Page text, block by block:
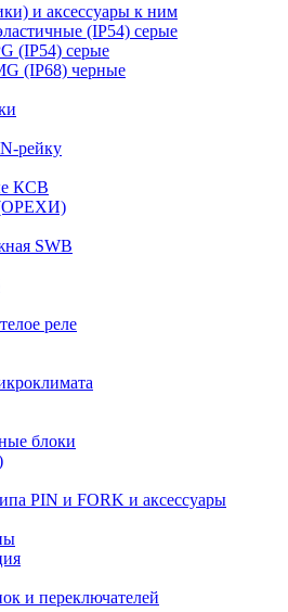
и аксессуары к ним
(IP54) серые
(IP54) серые
(IP68) черные
рейку
КСВ
(ОРЕХИ)
SWB
реле
блоки
PIN и FORK и аксессуары
и переключателей